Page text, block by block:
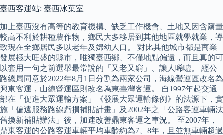
臺西客運站: 臺西冰菓室
加上臺西沒有高等的教育機構、缺乏工作機會、土地又因含鹽量
較高不利於耕種農作物，鄉民大多移居到其他地區就學就業，導
致現在全鄉居民多以老年及婦幼人口。 對比其他城市都是商業
發展極大旺盛的縣市，唯獨臺西鄉、不僅地點偏遠，而且真的可
以套用一句之前選舉最常說的「又老又窮」、讓人唏噓。 經公
路總局同意於2022年8月1日分割為兩家公司，海線營運區改名為
興東客運，山線營運區則改名為東臺灣客運。 自1997年起交通
部在「促進大眾運輸方案」《發展大眾運輸條例》的法源下，實
施「偏遠服務路線虧損補貼計畫」及2002年之「公路客運車輛汰
舊換新補貼辦法」後，加速改善鼎東客運之車況。 至2007年，
鼎東客運的公路客運車輛平均車齡約為7、8年，且並無車輛超過